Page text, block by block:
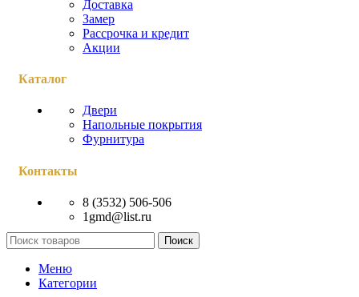
Доставка
Замер
Рассрочка и кредит
Акции
Каталог
Двери
Напольные покрытия
Фурнитура
Контакты
8 (3532) 506-506
1gmd@list.ru
Поиск
Меню
Категории